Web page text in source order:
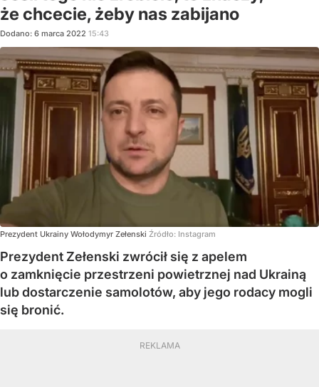
że chcecie, żeby nas zabijano
Dodano: 6 marca 2022 15:43
Prezydent Ukrainy Wołodymyr Zełenski Źródło: Instagram
Prezydent Zełenski zwrócił się z apelem
o zamknięcie przestrzeni powietrznej nad Ukrainą
lub dostarczenie samolotów, aby jego rodacy mogli
się bronić.